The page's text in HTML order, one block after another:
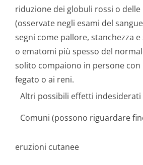
riduzione dei globuli rossi o
(osservate negli esami del
segni come pallore, stanchezza
o ematomi più spesso del
solito compaiono in persone
fegato o ai reni.
Altri possibili effetti indesiderati
Comuni (possono riguardare
eruzioni cutanee